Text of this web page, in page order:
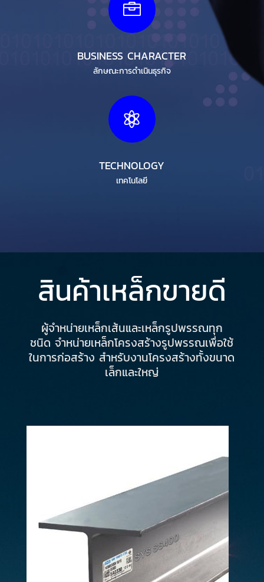

BUSINESS CHARACTER
ลักษณะการดำเนินธุรกิจ

TECHNOLOGY
เทคโนโลยี
สินค้าเหล็กขายดี
ผู้จำหน่ายเหล็กเส้นและเหล็กรูปพรรณทุก
ชนิด จำหน่ายเหล็กโครงสร้างรูปพรรณเพื่อใช้
ในการก่อสร้าง สำหรับงานโครงสร้างทั้งขนาด
เล็กและใหญ่